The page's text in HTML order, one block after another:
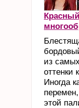
из
оттенки
Иногда
этой